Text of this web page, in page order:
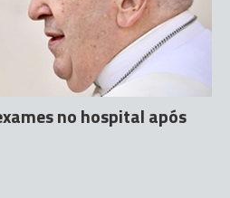
no hospital após